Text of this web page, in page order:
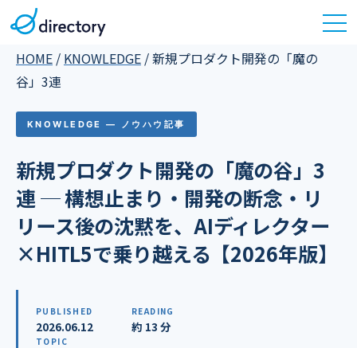
HOME / KNOWLEDGE /新規プロダクト開発の「魔の
谷」3連
KNOWLEDGE — ノウハウ記事
新規プロダクト開発の「魔の谷」3
連 ─ 構想止まり・開発の断念・リ
リース後の沈黙を、AIディレクター
×HITL5で乗り越える【2026年版】
PUBLISHED
2026.06.12
READING
約 13 分
TOPIC